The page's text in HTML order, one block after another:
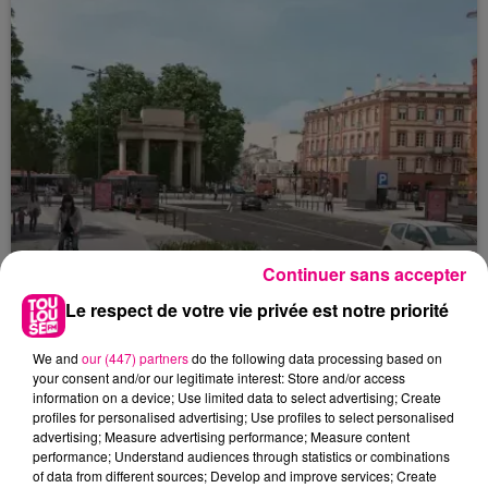
22 juillet 2026
Toulouse : circulation perturbée dans le
secteur François Verdier...
Le respect de votre vie privée est notre priorité
We and our (447) partnersdo the following data processing based on
your consent and/or our legitimate interest: Store and/or access
information on a device; Use limited data to select advertising; Create
profiles for personalised advertising; Use profiles to select personalised
advertising; Measure advertising performance; Measure content
performance; Understand audiences through statistics or combinations
of data from different sources; Develop and improve services; Create
Continuer sans accepter